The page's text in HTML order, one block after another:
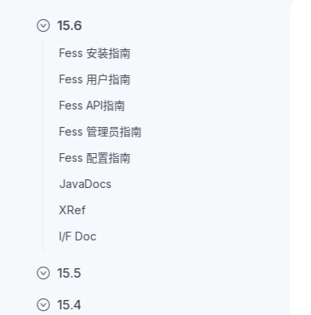
15.6
Fess 安装指南
Fess 用户指南
Fess API指南
Fess 管理员指南
Fess 配置指南
JavaDocs
XRef
I/F Doc
15.5
15.4